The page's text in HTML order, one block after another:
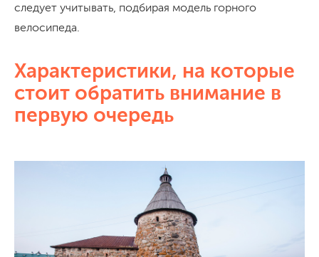
следует учитывать, подбирая модель горного
велосипеда.
Характеристики, на которые
стоит обратить внимание в
первую очередь